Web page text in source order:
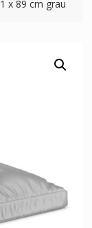
x 89 cm grau